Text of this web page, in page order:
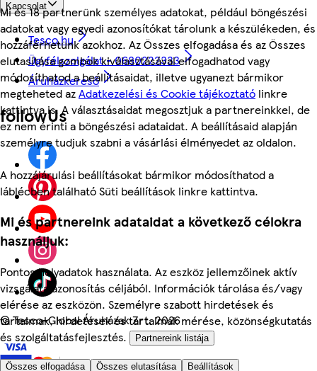
Mi és 18 partnerünk személyes adatokat, például böngészési
adatokat vagy egyedi azonosítókat tárolunk a készülékeden, és
hozzáférhetünk azokhoz. Az Összes elfogadása és az Összes
elutasítása gombok kiválasztásával elfogadhatod vagy
módosíthatod a beállításaidat, illetve ugyanezt bármikor
megteheted azAdatkezelési és Cookie tájékoztató linkre
kattintva is. A választásaidat megosztjuk a partnereinkkel, de
ez nem érinti a böngészési adataidat. A beállításaid alapján
személyre tudjuk szabni a vásárlási élményedet az oldalon.
A hozzájárulási beállításokat bármikor módosíthatod a
láblécben található Süti beállítások linkre kattintva.
Mi és partnereink adataidat a következő célokra
használjuk:
Pontos helyadatok használata. Az eszköz jellemzőinek aktív
vizsgálata azonosítás céljából. Információk tárolása és/vagy
elérése az eszközön. Személyre szabott hirdetések és
tartalmak, hirdetések és tartalmak mérése, közönségkutatás
és szolgáltatásfejlesztés.
Partnereink listája
Összes elfogadása Összes elutasítása Beállítások
Kapcsolat
Tesco.hu
Ügyfélszolgálat - 0680222333
Áruházkereső
followUs
©Tesco-Global Áruházak Zrt. 2026